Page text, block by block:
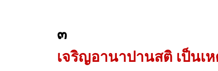
๓
เจริญอานาปานสติ เป็น